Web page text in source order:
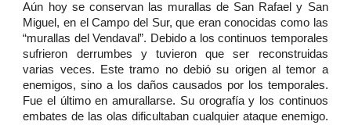
Aún hoy se conservan las murallas de San Rafael y San
Miguel, en el Campo del Sur, que eran conocidas como las
“murallas del Vendaval”. Debido a los continuos temporales
sufrieron derrumbes y tuvieron que ser reconstruidas
varias veces. Este tramo no debió su origen al temor a
enemigos, sino a los daños causados por los temporales.
Fue el último en amurallarse. Su orografía y los continuos
embates de las olas dificultaban cualquier ataque enemigo.